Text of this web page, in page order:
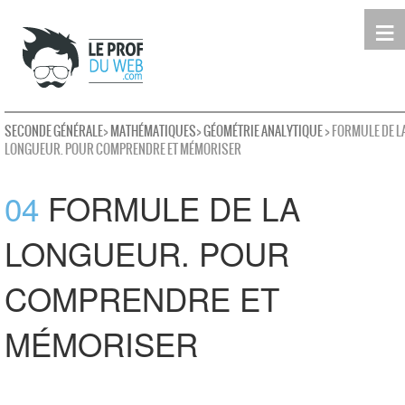
≡
leProfDuWeb
Seconde
Première
Terminale
Rechercher
SECONDE GÉNÉRALE>MATHÉMATIQUES>GÉOMÉTRIE ANALYTIQUE> FORMULE DE
LONGUEUR. POUR COMPRENDRE ET MÉMORISER
04 FORMULE DE LA
LONGUEUR. POUR
COMPRENDRE ET
MÉMORISER